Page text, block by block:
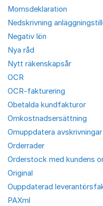
Momsdeklaration
Nedskrivning
Negativ lön
Nya råd
Nytt räkenskapsår
OCR
OCR-fakturering
Obetalda kundfakturor
Omkostnadsersättning
Omuppdatera avskrivningar
Orderrader
Orderstock med kundens
Original
Ouppdaterad
PAXml